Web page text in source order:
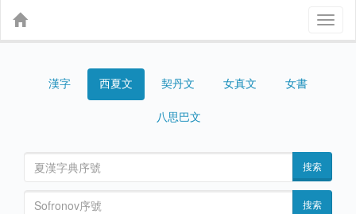
漢字 西夏文 契丹文 女真文 女書
八思巴文
搜索
搜索